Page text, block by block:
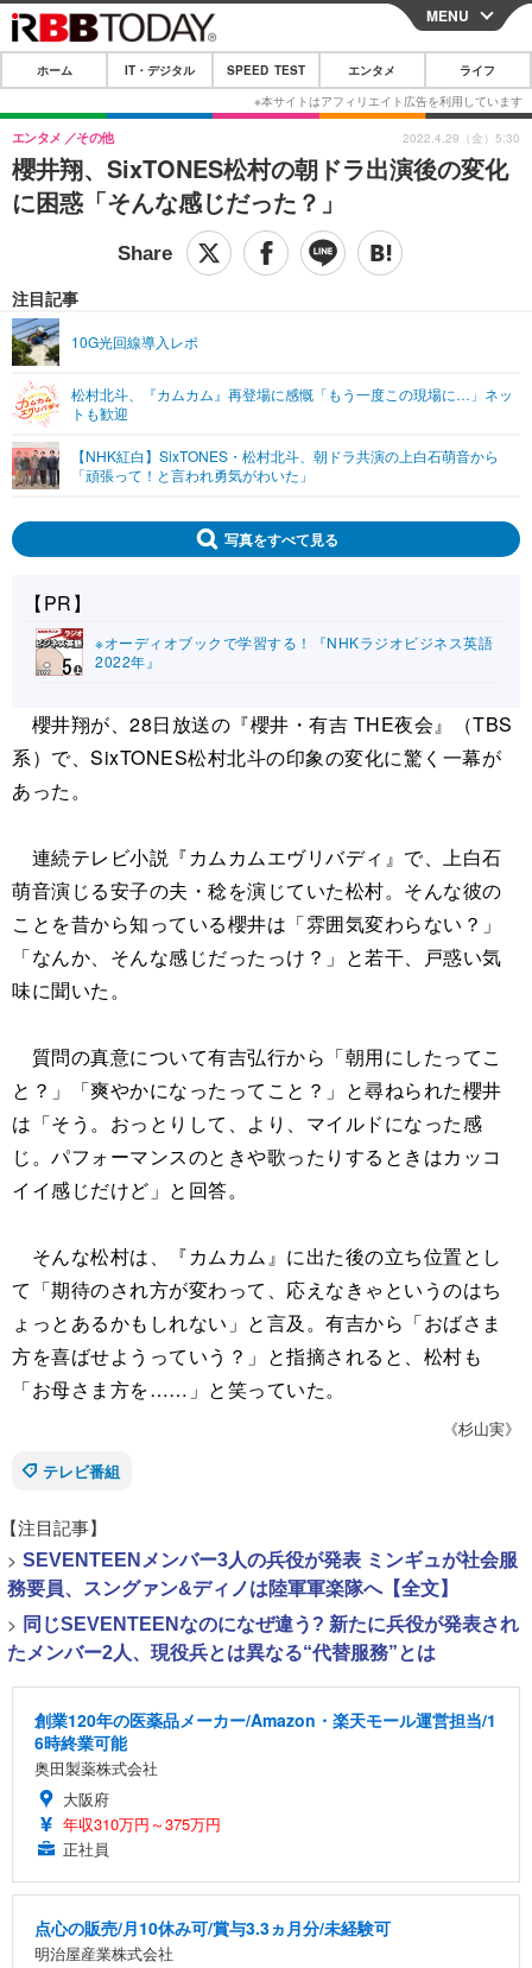
CLOSE
ホーム
IT・デジタル
IT・デジタルTOP スマートフォン
ネタ
その他
SPEED TEST
映画・ドラマ
グラビア
ショッピング その他
ライフTOP
その他
リリース一覧
プッシュ通知の停止方法
MENU
ホーム IT・デジタル SPEED TEST エンタメ ライフ
櫻井翔、SixTONES松村の朝ドラ出演後の変化
に困惑「そんな感じだった？」
エンタメ その他
注目記事
10G光回線導入レポ
松村北斗、『カムカム』再登場に感慨「もう一度この現場に…」ネッ
トも歓迎
【NHK紅白】SixTONES・松村北斗、朝ドラ共演の上白石萌音から
「頑張って！と言われ勇気がわいた」
2022.4.29（金）5:30
写真をすべて見る
【PR】
※オーディオブックで学習する！『NHKラジオビジネス英語
2022年』
櫻井翔が、28日放送の『櫻井・有吉 THE夜会』（TBS
系）で、SixTONES松村北斗の印象の変化に驚く一幕が
あった。
連続テレビ小説『カムカムエヴリバディ』で、上白石
萌音演じる安子の夫・稔を演じていた松村。そんな彼の
ことを昔から知っている櫻井は「雰囲気変わらない？」
「なんか、そんな感じだったっけ？」と若干、戸惑い気
味に聞いた。
質問の真意について有吉弘行から「朝用にしたってこ
と？」「爽やかになったってこと？」と尋ねられた櫻井
は「そう。おっとりして、より、マイルドになった感
じ。パフォーマンスのときや歌ったりするときはカッコ
イイ感じだけど」と回答。
そんな松村は、『カムカム』に出た後の立ち位置とし
て「期待のされ方が変わって、応えなきゃというのはち
ょっとあるかもしれない」と言及。有吉から「おばさま
方を喜ばせようっていう？」と指摘されると、松村も
「お母さま方を……」と笑っていた。
《杉山実》
テレビ番組
【注目記事】
> SEVENTEENメンバー3人の兵役が発表 ミンギュが社会服
務要員、スングァン&ディノは陸軍軍楽隊へ【全文】
> 同じSEVENTEENなのになぜ違う? 新たに兵役が発表され
たメンバー2人、現役兵とは異なる“代替服務”とは
創業120年の医薬品メーカー/Amazon・楽天モール運営担当/1
6時終業可能
奥田製薬株式会社
大阪府
年収310万円～375万円
正社員
点心の販売/月10休み可/賞与3.3ヵ月分/未経験可
明治屋産業株式会社